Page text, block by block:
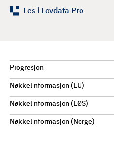
Les i Lovdata Pro
Progresjon
Nøkkelinformasjon (EU)
Nøkkelinformasjon (EØS)
Nøkkelinformasjon (Norge)